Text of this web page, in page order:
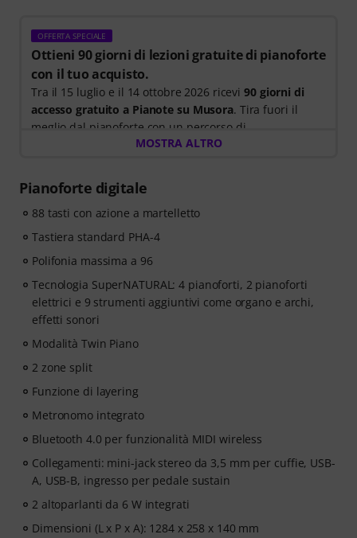
OFFERTA SPECIALE
Ottieni 90 giorni di lezioni gratuite di pianoforte
con il tuo acquisto.
Tra il 15 luglio e il 14 ottobre 2026 ricevi90 giorni di
accesso gratuito a Pianote su Musora. Tira fuori il
meglio dal pianoforte con un percorso di
apprendimento guidato che ti indica cosa esercitare
di capire da dove iniziare e investirlo suonando.
Che tu stia iniziando ora o desideri migliorare, Pianote
su Musora ti aiuta a sviluppare le tue abilità,
mantenere alta la motivazione e fare progressi costanti
include:
- Un percorso di apprendimento guidatoper
apprendere le giuste abilità nel giusto ordine.
- Lezioni tenute da pianisti di fama mondiale
Jordan Rudess, Jesús Molina, Lisa Witt e altri.
per aiutarti ad acquisire abitudini migliori, essere
costante e vedere il tuo progresso nel corso del tempo.
mantenere alta la motivazione.
- Accesso illimitatoalle lezioni di pianoforte, batteria
chitarra, basso e canto.
Non appena l’ordine verrà spedito riceverai
L’abbonamento termina automaticamente dopo la
scadenza.
MOSTRA ALTRO
Pianoforte digitale
88 tasti con azione a martelletto
Tastiera standard PHA-4
Polifonia massima a 96
Tecnologia SuperNATURAL: 4 pianoforti, 2 pianoforti
elettrici e 9 strumenti aggiuntivi come organo e archi,
effetti sonori
Modalità Twin Piano
2 zone split
Funzione di layering
Metronomo integrato
Bluetooth 4.0 per funzionalità MIDI wireless
Collegamenti: mini-jack stereo da 3,5 mm per cuffie, USB-
A, USB-B, ingresso per pedale sustain
2 altoparlanti da 6 W integrati
Dimensioni (L x P x A): 1284 x 258 x 140 mm